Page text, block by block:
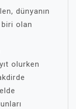
dünyanın
olan
olurken